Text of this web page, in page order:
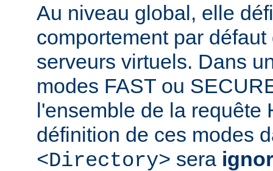
Au niveau global, elle
comportement par
serveurs virtuels. Dans
modes FAST ou
l'ensemble de la requête
définition de ces modes
<Directory> sera